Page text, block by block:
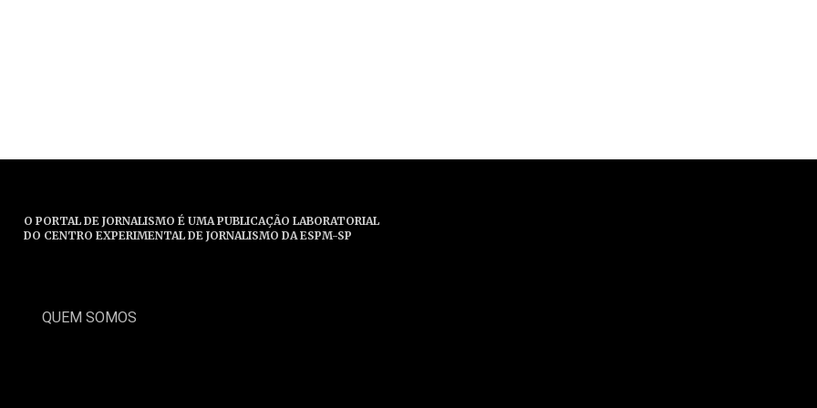
O PORTAL DE JORNALISMO É UMA PUBLICAÇÃO LABORATORIAL
DO CENTRO EXPERIMENTAL DE JORNALISMO DA ESPM-SP
QUEM SOMOS